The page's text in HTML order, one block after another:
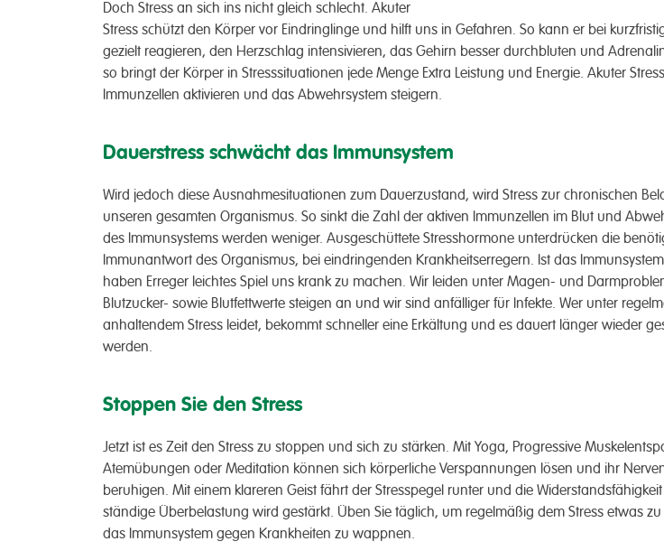
Doch Stress an sich ins nicht gleich schlecht. Akuter
Stress schützt den Körper vor Eindringlinge und hilft uns in Gefahren. So kann er bei
gezielt reagieren, den Herzschlag intensivieren, das Gehirn besser durchbluten und
so bringt der Körper in Stresssituationen jede Menge Extra Leistung und Energie. Akuter
Immunzellen aktivieren und das Abwehrsystem steigern.
Dauerstress schwächt das Immunsystem
Wird jedoch diese Ausnahmesituationen zum Dauerzustand, wird Stress zur chronischen
unseren gesamten Organismus. So sinkt die Zahl der aktiven Immunzellen im Blut und
des Immunsystems werden weniger. Ausgeschüttete Stresshormone unterdrücken die
Immunantwort des Organismus, bei eindringenden Krankheitserregern. Ist das
haben Erreger leichtes Spiel uns krank zu machen. Wir leiden unter Magen- und
Blutzucker- sowie Blutfettwerte steigen an und wir sind anfälliger für Infekte. Wer unter
anhaltendem Stress leidet, bekommt schneller eine Erkältung und es dauert länger wieder
werden.
Stoppen Sie den Stress
Jetzt ist es Zeit den Stress zu stoppen und sich zu stärken. Mit Yoga, Progressive
Atemübungen oder Meditation können sich körperliche Verspannungen lösen und ihr
beruhigen. Mit einem klareren Geist fährt der Stresspegel runter und die
ständige Überbelastung wird gestärkt. Üben Sie täglich, um regelmäßig dem Stress etwas
das Immunsystem gegen Krankheiten zu wappnen.